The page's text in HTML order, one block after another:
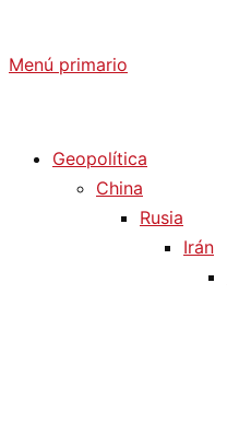
Menú primario
Geopolítica
China
Rusia
Irán